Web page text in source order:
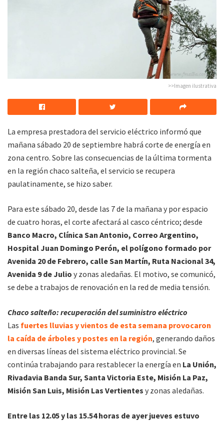
>>Imagen ilustrativa
La empresa prestadora del servicio eléctrico informó que
mañana sábado 20 de septiembre habrá corte de energía en
zona centro. Sobre las consecuencias de la última tormenta
en la región chaco salteña, el servicio se recupera
paulatinamente, se hizo saber.
Para este sábado 20, desde las 7 de la mañana y por espacio
de cuatro horas, el corte afectará al casco céntrico; desde
Banco Macro, Clínica San Antonio, Correo Argentino,
Hospital Juan Domingo Perón, el polígono formado por
Avenida 20 de Febrero, calle San Martín, Ruta Nacional 34,
Avenida 9 de Julio y zonas aledañas. El motivo, se comunicó,
se debe a trabajos de renovación en la red de media tensión.
Chaco salteño: recuperación del suministro eléctrico
Las fuertes lluvias y vientos de esta semana provocaron
la caída de árboles y postes en la región, generando daños
en diversas líneas del sistema eléctrico provincial. Se
continúa trabajando para restablecer la energía en La Unión,
Rivadavia Banda Sur, Santa Victoria Este, Misión La Paz,
Misión San Luis, Misión Las Vertientes y zonas aledañas.
Entre las 12.05 y las 15.54 horas de ayer jueves estuvo